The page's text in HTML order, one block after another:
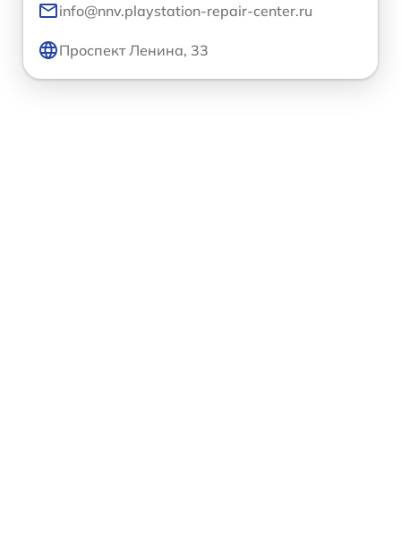
info@nnv.playstation-repair-center.ru
Проспект Ленина, 33